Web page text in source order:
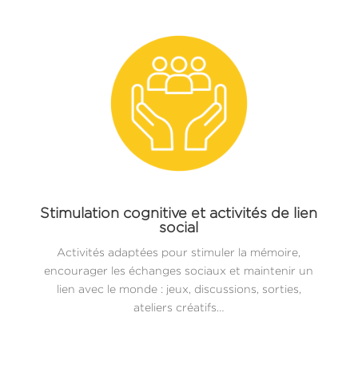
Stimulation cognitive et activités de lien
social
Activités adaptées pour stimuler la mémoire,
encourager les échanges sociaux et maintenir un
lien avec le monde : jeux, discussions, sorties,
ateliers créatifs…